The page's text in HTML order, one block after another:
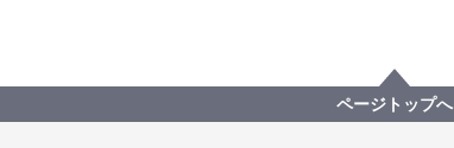
ページトップへ